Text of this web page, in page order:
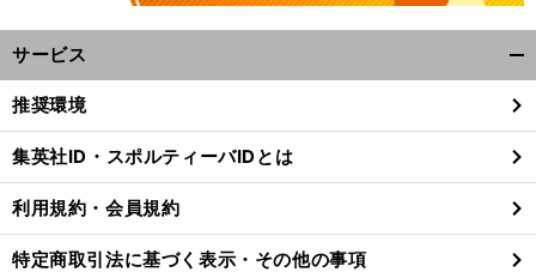
サービス
閉
る
推奨環境
集英社ID・スポルティーバIDとは
利用規約・会員規約
特定商取引法に基づく表示・その他の事項